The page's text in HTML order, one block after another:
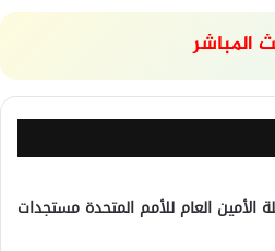
المباشر
الأمين العام للأمم المتحدة مستجدات